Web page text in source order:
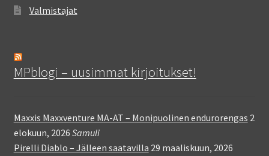
Valmistajat
MPblogi – uusimmat kirjoitukset!
Maxxis Maxxventure MA-AT – Monipuolinen endurorengas 2
elokuun, 2026 Samuli
Pirelli Diablo – Jälleen saatavilla 29 maaliskuun, 2026